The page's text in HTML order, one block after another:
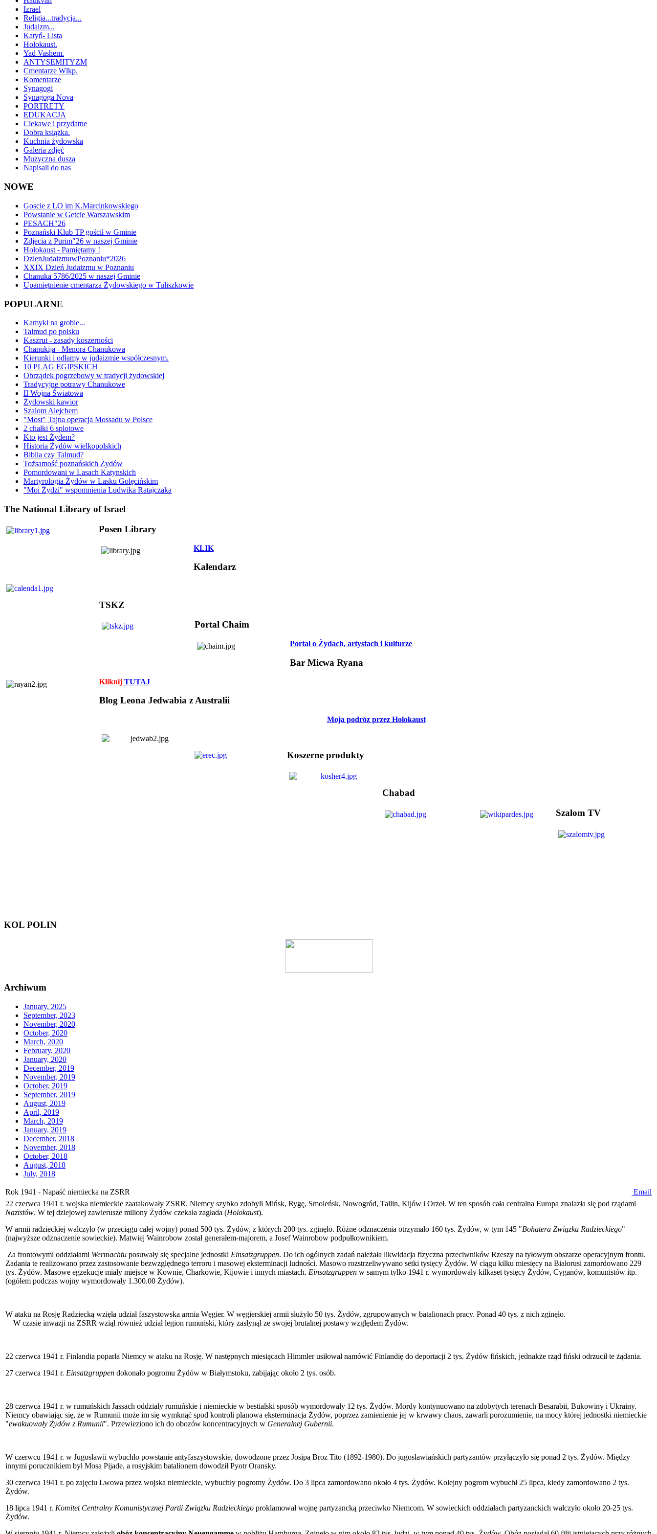
Izrael
Religia...tradycja...
Judaizm...
Katyń- Lista
Holokaust.
Yad Vashem.
ANTYSEMITYZM
Cmentarze Wlkp.
Komentarze
Synagogi
Synagoga Nova
PORTRETY
EDUKACJA
Ciekawe i przydatne
Dobra książka.
Kuchnia żydowska
Galeria zdjęć
Muzyczna dusza
Napisali do nas
NOWE
Goscie z LO im K.Marcinkowskiego
Powstanie w Getcie Warszawskim
PESACH"26
Poznański Klub TP gościł w Gminie
Zdjecia z Purim"26 w naszej Gminie
Holokaust - Pamiętamy !
DzienJudaizmuwPoznaniu*2026
XXIX Dzień Judaizmu w Poznaniu
Chanuka 5786/2025 w naszej Gminie
Upamiętnienie cmentarza Żydowskiego w Tuliszkowie
POPULARNE
Kamyki na grobie...
Talmud po polsku
Kaszrut - zasady koszerności
Chanukija - Menora Chanukowa
Kierunki i odłamy w judaizmie współczesnym.
10 PLAG EGIPSKICH
Obrządek pogrzebowy w tradycji żydowskiej
Tradycyjne potrawy Chanukowe
II Wojna Światowa
Żydowski kawior
Szalom Alejchem
"Most" Tajna operacja Mossadu w Polsce
2 chałki 6 splotowe
Kto jest Żydem?
Historia Żydów wielkopolskich
Biblia czy Talmud?
Tożsamość poznańskich Żydów
Pomordowani w Lasach Katynskich
Martyrologia Żydów w Lasku Golęcińskim
"Moi Żydzi" wspomnienia Ludwika Ratajczaka
The National Library of Israel
Posen Library
KLIK
Kalendarz
TSKZ
Portal Chaim
Portal o Żydach, artystach i kulturze
Bar Micwa Ryana
Kliknij TUTAJ
Blog Leona Jedwabia z Australii
Moja podróz przez Holokaust
Koszerne produkty
Chabad
Szalom TV
KOL POLIN
Archiwum
January, 2025
September, 2023
November, 2020
October, 2020
March, 2020
February, 2020
January, 2020
December, 2019
November, 2019
October, 2019
September, 2019
August, 2019
April, 2019
March, 2019
January, 2019
December, 2018
November, 2018
October, 2018
August, 2018
July, 2018
Rok 1941 - Napaść niemiecka na ZSRR
Email
22 czerwca 1941 r. wojska niemieckie zaatakowały ZSRR. Niemcy szybko zdobyli Mińsk, Rygę, Smoleńsk, Nowogród, Tallin, Kijów i Orzeł. W ten sposób cała centralna Europa znalazła się pod rządami
Nazistów. W tej dziejowej zawierusze miliony Żydów czekała zagłada (Holokaust).
W armii radzieckiej walczyło (w przeciągu całej wojny) ponad 500 tys. Żydów, z których 200 tys. zginęło. Różne odznaczenia otrzymało 160 tys. Żydów, w tym 145 "Bohatera Związku Radzieckiego"
(najwyższe odznaczenie sowieckie). Matwiej Wainrobow został generałem-majorem, a Josef Wainrobow podpułkownikiem.
Za frontowymi oddziałami Wermachtu posuwały się specjalne jednostki Einsatzgruppen. Do ich ogólnych zadań należała likwidacja fizyczna przeciwników Rzeszy na tyłowym obszarze operacyjnym frontu.
Zadania te realizowano przez zastosowanie bezwzględnego terroru i masowej eksterminacji ludności. Masowo rozstrzeliwywano setki tysięcy Żydów. W ciągu kilku miesięcy na Białorusi zamordowano 229
tys. Żydów. Masowe egzekucje miały miejsce w Kownie, Charkowie, Kijowie i innych miastach. Einsatzgruppen w samym tylko 1941 r. wymordowały kilkaset tysięcy Żydów, Cyganów, komunistów itp.
(ogółem podczas wojny wymordowały 1.300.00 Żydów).
W ataku na Rosję Radziecką wzięła udział faszystowska armia Węgier. W węgierskiej armii służyło 50 tys. Żydów, zgrupowanych w batalionach pracy. Ponad 40 tys. z nich zginęło.
W czasie inwazji na ZSRR wziął również udział legion rumuński, który zasłynął ze swojej brutalnej postawy względem Żydów.
22 czerwca 1941 r. Finlandia poparła Niemcy w ataku na Rosję. W następnych miesiącach Himmler usiłował namówić Finlandię do deportacji 2 tys. Żydów fińskich, jednakże rząd fiński odrzucił te żądania.
27 czerwca 1941 r. Einsatzgruppen dokonało pogromu Żydów w Białymstoku, zabijając około 2 tys. osób.
28 czerwca 1941 r. w rumuńskich Jassach oddziały rumuńskie i niemieckie w bestialski sposób wymordowały 12 tys. Żydów. Mordy kontynuowano na zdobytych terenach Besarabii, Bukowiny i Ukrainy.
Niemcy obawiając się, że w Rumunii może im się wymknąć spod kontroli planowa eksterminacja Żydów, poprzez zamienienie jej w krwawy chaos, zawarli porozumienie, na mocy której jednostki niemieckie
"ewakuowały Żydów z Rumunii". Przewieziono ich do obozów koncentracyjnych w Generalnej Gubernii.
W czerwcu 1941 r. w Jugosławii wybuchło powstanie antyfaszystowskie, dowodzone przez Josipa Broz Tito (1892-1980). Do jugosławiańskich partyzantów przyłączyło się ponad 2 tys. Żydów. Między
innymi porucznikiem był Mosa Pijade, a rosyjskim batalionem dowodził Pyotr Oransky.
30 czerwca 1941 r. po zajęciu Lwowa przez wojska niemieckie, wybuchły pogromy Żydów. Do 3 lipca zamordowano około 4 tys. Żydów. Kolejny pogrom wybuchł 25 lipca, kiedy zamordowano 2 tys.
Żydów.
18 lipca 1941 r. Komitet Centralny Komunistycznej Partii Związku Radzieckiego proklamował wojnę partyzancką przeciwko Niemcom. W sowieckich oddziałach partyzanckich walczyło około 20-25 tys.
Żydów.